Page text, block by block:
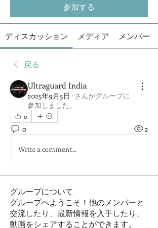
参加する
ディスカッション メディア メンバー
戻る
Ultraguard India
2025年9月5日 · さんがグループに
参加しました。
0
0 2
Write a comment...
グループについて
グループへようこそ！他のメンバーと
交流したり、最新情報を入手したり、
動画をシェアすることができます。